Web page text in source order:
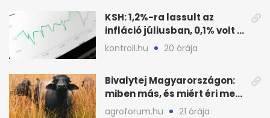
KSH: 1,2%-ra lassult az
infláció júliusban, 0,1% volt a
havi áresés
kontroll.hu 20 órája
Bivalytej Magyarországon:
miben más, és miért éri meg
feldolgozni?
agroforum.hu 21 órája